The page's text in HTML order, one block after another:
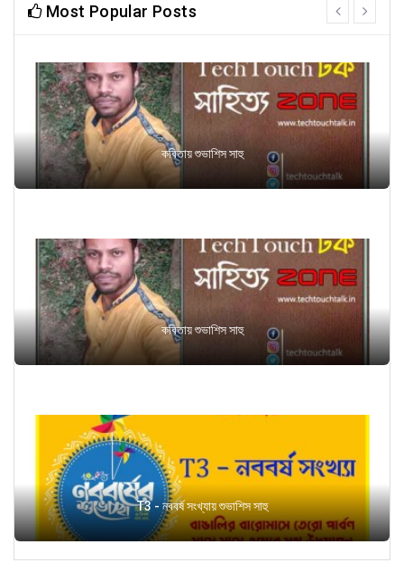
Most Popular Posts
কবিতায় শুভাশিস সাহু
কবিতায় শুভাশিস সাহু
T3 - নববর্ষ সংখ্যায় শুভাশিস সাহু
prev